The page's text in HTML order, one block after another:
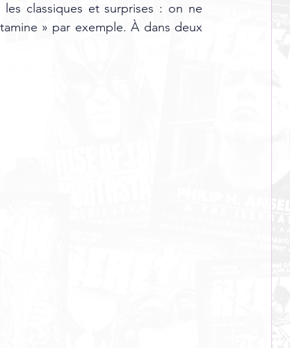
classiques et surprises : on ne
» par exemple. À dans deux